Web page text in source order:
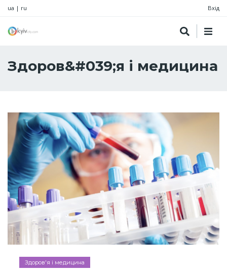
ua | ru Вхід
Здоров&#039;я і медицина
Здоров'я і медицина